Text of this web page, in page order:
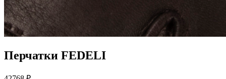
Перчатки FEDELI